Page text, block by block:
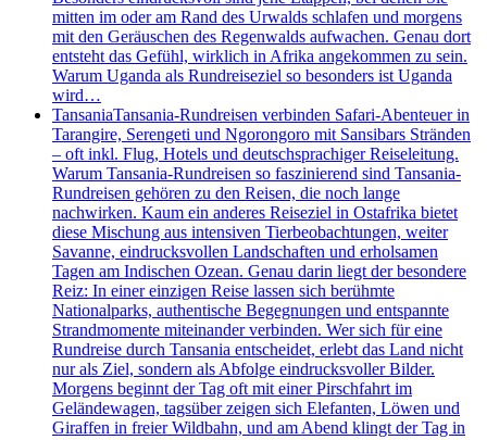
mitten im oder am Rand des Urwalds schlafen und morgens
mit den Geräuschen des Regenwalds aufwachen. Genau dort
entsteht das Gefühl, wirklich in Afrika angekommen zu sein.
Warum Uganda als Rundreiseziel so besonders ist Uganda
wird…
TansaniaTansania-Rundreisen verbinden Safari-Abenteuer in
Tarangire, Serengeti und Ngorongoro mit Sansibars Stränden
– oft inkl. Flug, Hotels und deutschsprachiger Reiseleitung.
Warum Tansania-Rundreisen so faszinierend sind Tansania-
Rundreisen gehören zu den Reisen, die noch lange
nachwirken. Kaum ein anderes Reiseziel in Ostafrika bietet
diese Mischung aus intensiven Tierbeobachtungen, weiter
Savanne, eindrucksvollen Landschaften und erholsamen
Tagen am Indischen Ozean. Genau darin liegt der besondere
Reiz: In einer einzigen Reise lassen sich berühmte
Nationalparks, authentische Begegnungen und entspannte
Strandmomente miteinander verbinden. Wer sich für eine
Rundreise durch Tansania entscheidet, erlebt das Land nicht
nur als Ziel, sondern als Abfolge eindrucksvoller Bilder.
Morgens beginnt der Tag oft mit einer Pirschfahrt im
Geländewagen, tagsüber zeigen sich Elefanten, Löwen und
Giraffen in freier Wildbahn, und am Abend klingt der Tag in